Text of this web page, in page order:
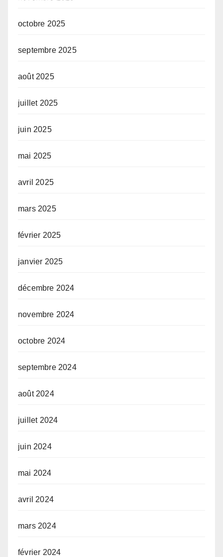
octobre 2025
septembre 2025
août 2025
juillet 2025
juin 2025
mai 2025
avril 2025
mars 2025
février 2025
janvier 2025
décembre 2024
novembre 2024
octobre 2024
septembre 2024
août 2024
juillet 2024
juin 2024
mai 2024
avril 2024
mars 2024
février 2024